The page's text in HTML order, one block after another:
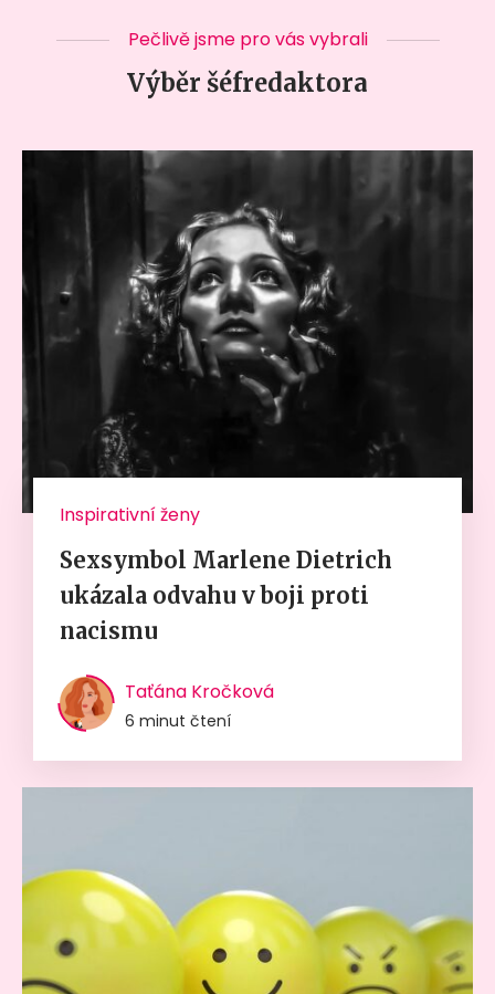
Pečlivě jsme pro vás vybrali
Výběr šéfredaktora
Inspirativní ženy
Sexsymbol Marlene Dietrich
ukázala odvahu v boji proti
nacismu
Taťána Kročková
6 minut čtení